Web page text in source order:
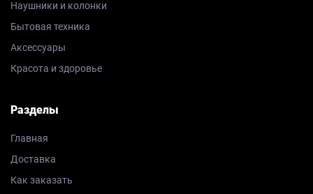
Наушники и колонки
Бытовая техника
Аксессуары
Красота и здоровье
Разделы
Главная
Доставка
Как заказать